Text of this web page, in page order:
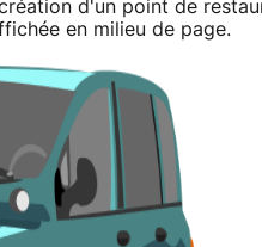
d'un point de
en milieu de page.